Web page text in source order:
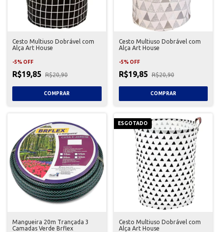
Cesto Multiuso Dobrável com
Alça Art House
-5% OFF
R$19,85 R$20,90
Cesto Multiuso Dobrável com
Alça Art House
-5% OFF
R$19,85 R$20,90
Mangueira 20m Trançada 3
Camadas Verde Brflex
ESGOTADO
Cesto Multiuso Dobrável com
Alça Art House